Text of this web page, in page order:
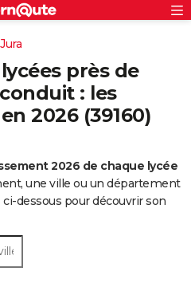
Jura
près de
: les
2026 (39160)
2026 de chaque lycée
une ville ou un département
dessous pour découvrir son